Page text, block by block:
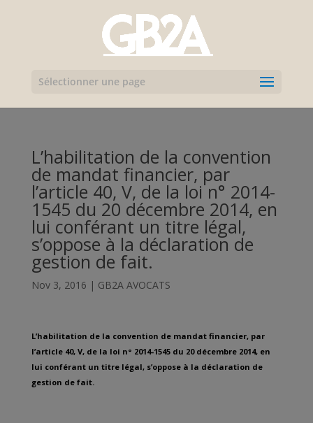
Sélectionner une page
L’habilitation de la convention
de mandat financier, par
l’article 40, V, de la loi n° 2014-
1545 du 20 décembre 2014, en
lui conférant un titre légal,
s’oppose à la déclaration de
gestion de fait.
Nov 3, 2016 | GB2A AVOCATS
L’habilitation de la convention de mandat financier, par
l’article 40, V, de la loi n° 2014-1545 du 20 décembre 2014, en
lui conférant un titre légal, s’oppose à la déclaration de
gestion de fait.